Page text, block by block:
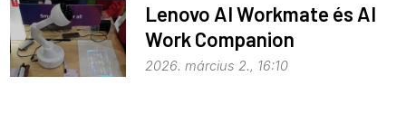
Lenovo AI Workmate és AI
Work Companion
2026. március 2., 16:10